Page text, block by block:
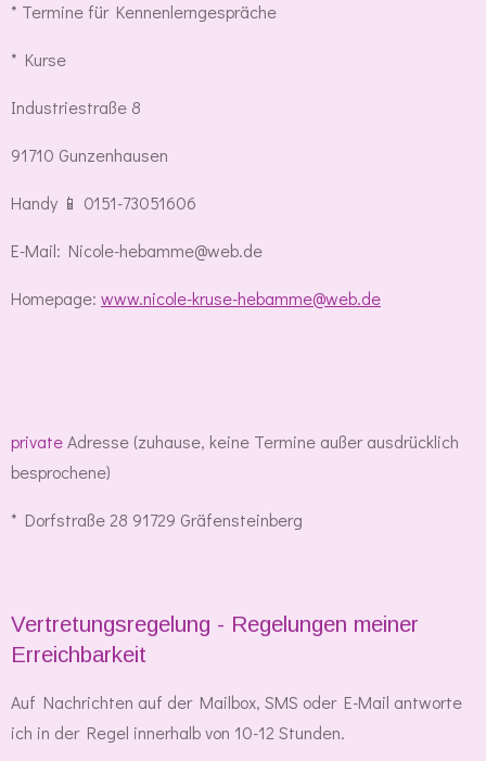
* Termine für Kennenlerngespräche
* Kurse
Industriestraße 8
91710 Gunzenhausen
Handy 📱 0151-73051606
E-Mail: Nicole-hebamme@web.de
Homepage: www.nicole-kruse-hebamme@web.de
privateAdresse (zuhause, keine Termine außer ausdrücklich
besprochene)
* Dorfstraße 28 91729 Gräfensteinberg
Vertretungsregelung - Regelungen meiner
Erreichbarkeit
Auf Nachrichten auf der Mailbox, SMS oder E-Mail antworte
ich in der Regel innerhalb von 10-12 Stunden.